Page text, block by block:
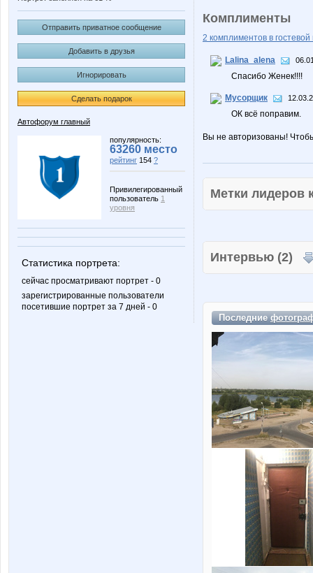
Отправить приватное сообщение
Добавить в друзья
Игнорировать
Сделать подарок
Автофорум главный
популярность:
63260 место
рейтинг 154 ?
Привилегированный
пользователь 1
уровня
Статистика портрета:
сейчас просматривают портрет - 0
зарегистрированные пользователи
посетившие портрет за 7 дней - 0
Комплименты
2 комплиментов в гостевой
Lalina_alena
Спасибо Женек!!!!
Мусорщик
ОК всё поправим.
Вы не авторизованы!
Метки
Интервью (2)
Последние